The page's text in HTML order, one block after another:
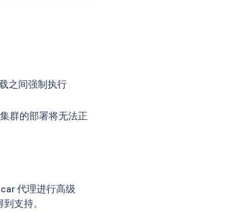
之间强制执行
群的部署将无法正
代理进行高级
支持。